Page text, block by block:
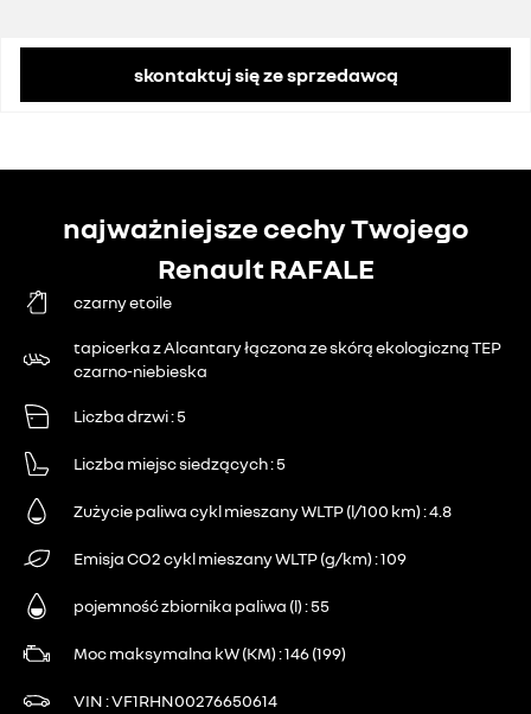
skontaktuj się ze sprzedawcą
najważniejsze cechy Twojego
Renault RAFALE
czarny etoile
tapicerka z Alcantary łączona ze skórą ekologiczną TEP
czarno-niebieska
Liczba drzwi 5
Liczba miejsc siedzących 5
Zużycie paliwa cykl mieszany WLTP (l/100 km) 4.8
Emisja CO2 cykl mieszany WLTP (g/km) 109
pojemność zbiornika paliwa (l) 55
Moc maksymalna kW (KM) 146 (199)
VIN VF1RHN00276650614